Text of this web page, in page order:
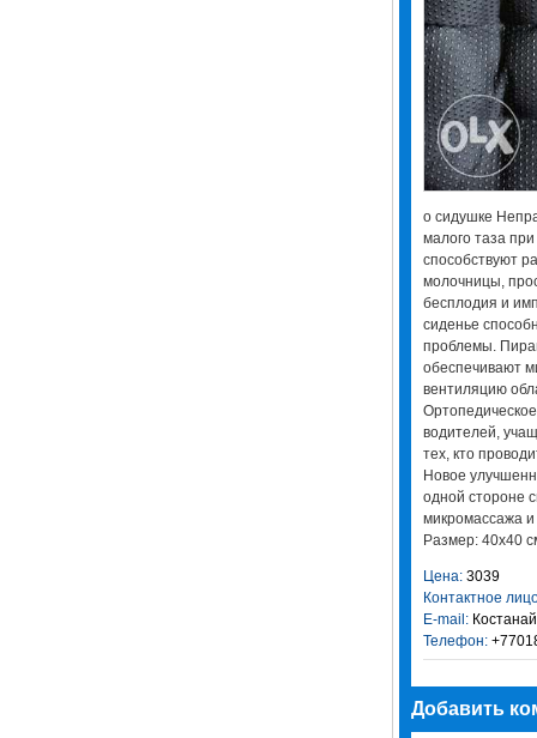
о сидушке
малого таза
способствуют
молочницы,
бесплодия и
сиденье
проблемы.
обеспечивают
вентиляцию
водителей,
тех, кто
Новое
одной стороне
микромассажа
Размер: 40х40
Цена:3039
Контактное
E-mail:Костанай
Телефон:
Добавить